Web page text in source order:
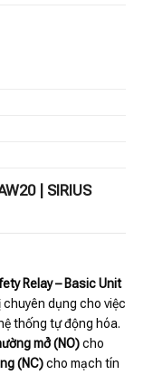
| SIRIUS
Relay – Basic Unit
dụng cho việc
thống tự động hóa.
mở (NO)cho
(NC)cho mạch tín